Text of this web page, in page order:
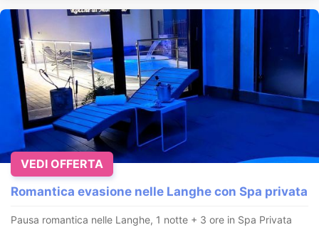
Romantica evasione nelle Langhe con Spa privata
Pausa romantica nelle Langhe, 1 notte + 3 ore in Spa Privata
VEDI OFFERTA